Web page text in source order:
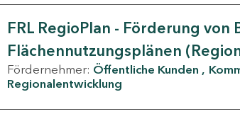
FRL RegioPlan - Förderung von
Flächennutzungsplänen
Fördernehmer: Öffentliche Kunden
Regionalentwicklung